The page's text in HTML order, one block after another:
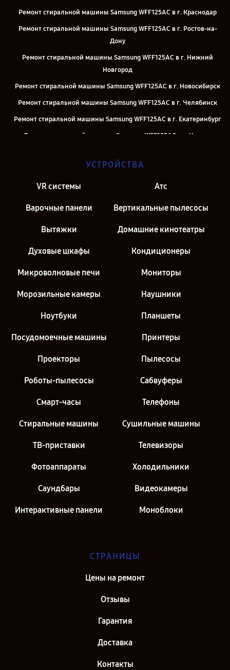
Ремонт стиральной машины Samsung WFF125AC в г. Краснодар
Ремонт стиральной машины Samsung WFF125AC в г. Ростов-на-
Дону
Ремонт стиральной машины Samsung WFF125AC в г. Нижний
Новгород
Ремонт стиральной машины Samsung WFF125AC в г. Новосибирск
Ремонт стиральной машины Samsung WFF125AC в г. Челябинск
Ремонт стиральной машины Samsung WFF125AC в г. Екатеринбург
Ремонт стиральной машины Samsung WFF125AC в г. Казань
Петербург
УСТРОЙСТВА
VR системы Атс
Варочные панели Вертикальные пылесосы
Вытяжки Домашние кинотеатры
Духовые шкафы Кондиционеры
Микроволновые печи Мониторы
Морозильные камеры Наушники
Ноутбуки Планшеты
Посудомоечные машины Принтеры
Проекторы Пылесосы
Роботы-пылесосы Сабвуферы
Смарт-часы Телефоны
Стиральные машины Сушильные машины
ТВ-приставки Телевизоры
Фотоаппараты Холодильники
Саундбары Видеокамеры
Интерактивные панели Моноблоки
СТРАНИЦЫ
Цены на ремонт
Отзывы
Гарантия
Доставка
Контакты